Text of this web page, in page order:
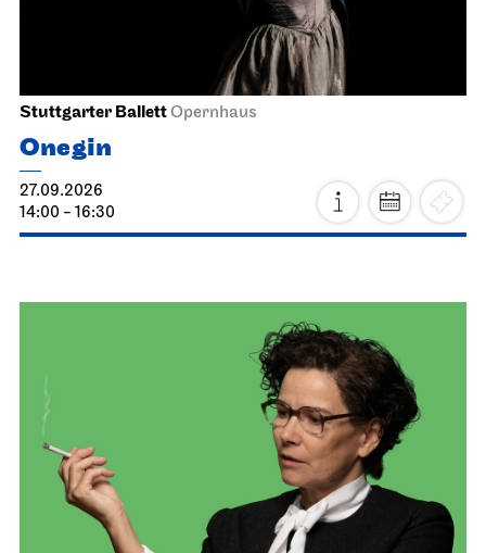
Stuttgarter BallettOpernhaus
Onegin
27.09.2026
14:00 - 16:30